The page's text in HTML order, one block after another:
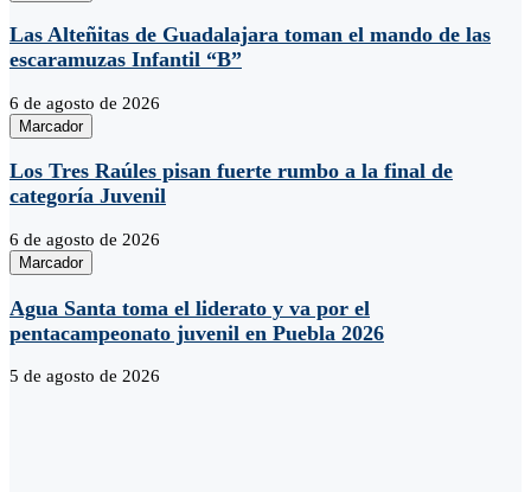
Las Alteñitas de Guadalajara toman el mando de las
escaramuzas Infantil “B”
6 de agosto de 2026
Marcador
Los Tres Raúles pisan fuerte rumbo a la final de
categoría Juvenil
6 de agosto de 2026
Marcador
Agua Santa toma el liderato y va por el
pentacampeonato juvenil en Puebla 2026
5 de agosto de 2026